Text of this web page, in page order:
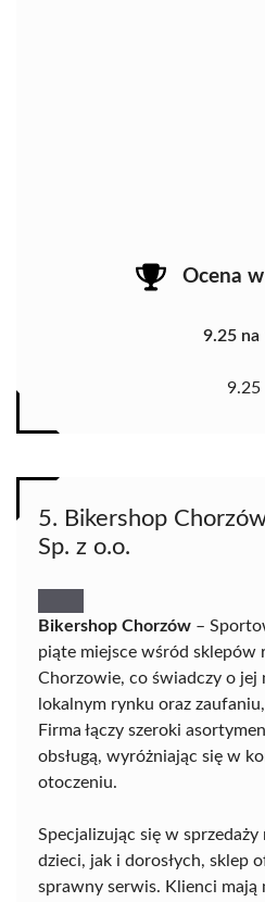
Ocena
9.25 na
9.25
5. Bikershop
Sp. z o.o.
Bikershop Chorzów –
piąte miejsce wśród
Chorzowie, co świadczy o jej
lokalnym rynku oraz
Firma łączy szeroki
obsługą, wyróżniając się w
otoczeniu.
Specjalizując się w
dzieci, jak i dorosłych, sklep
sprawny serwis. Klienci mają